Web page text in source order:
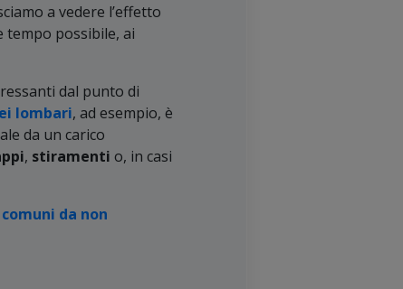
a vedere l’effetto
tempo possibile, ai
dal punto di
lombari, ad esempio, è
da un carico
, stiramenti o, in casi
da non